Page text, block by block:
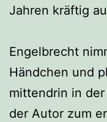
Jahren kräftig
Engelbrecht
Händchen und
mittendrin in
der Autor zum